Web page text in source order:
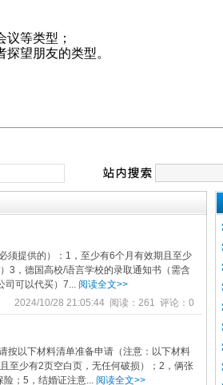
等类型；
望朋友的类型。
须提供的）：1，至少有6个月有效期且至少
3，德国高校/语言学校的录取通知书（需含
司可以代买）7... 阅读全文>>
2024/10/28 21:05:44 阅读：261 评论：0
按以下材料清单准备申请（注意：以下材料
至少有2页空白页，无任何破损）；2，俩张
；5，结婚证注意... 阅读全文>>